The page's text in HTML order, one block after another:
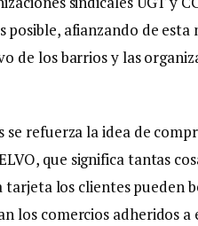
posible, afianzando de
de los barrios y las
se refuerza la idea de
que significa tantas
tarjeta los clientes pueden
los comercios adheridos